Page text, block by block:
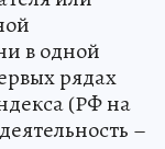
в одной
рядах
(РФ на
–